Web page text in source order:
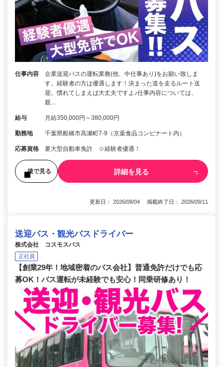
仕事内容
企業送迎バスの運転業務(他、中仕事あり)をお願い致しま
す。経験者の方は優遇します！決まった道を走るルート送
迎。慣れてしまえば大丈夫ですよ♪仕事内容については、
親…
給与 月給350,000円～380,000円
勤務地 千葉県船橋市高瀬町7-9（京葉食品コンビナート内）
応募資格 要大型自動車免許 ☆経験者優遇！
後で見る 詳細を見る
更新日： 2026/08/04 掲載終了日： 2026/09/11
送迎バス・観光バスドライバー
株式会社 コスモスバス
正社員
【創業29年！地域密着のバス会社】普通免許だけでも応
募OK！バス運転が未経験でも安心！同乗研修あり！